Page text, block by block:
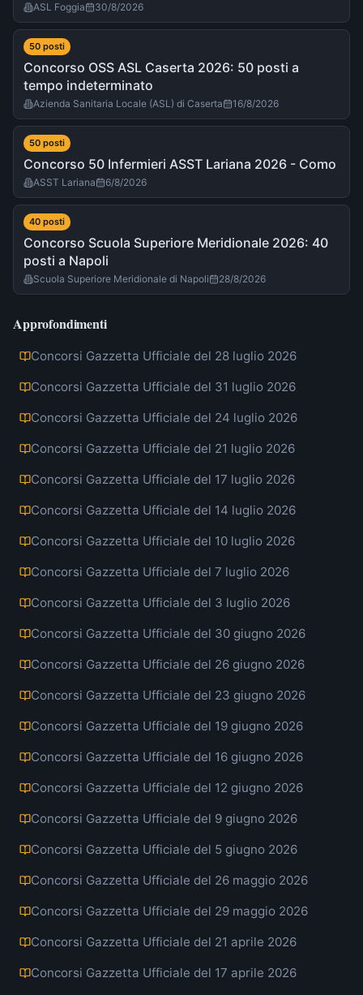
ASL Foggia 30/8/2026
50 posti
Concorso OSS ASL Caserta 2026: 50 posti a
tempo indeterminato
Azienda Sanitaria Locale (ASL) di Caserta 16/8/2026
50 posti
Concorso 50 Infermieri ASST Lariana 2026 - Como
ASST Lariana 6/8/2026
40 posti
Concorso Scuola Superiore Meridionale 2026: 40
posti a Napoli
Scuola Superiore Meridionale di Napoli 28/8/2026
Approfondimenti
Concorsi Gazzetta Ufficiale del 28 luglio 2026
Concorsi Gazzetta Ufficiale del 31 luglio 2026
Concorsi Gazzetta Ufficiale del 24 luglio 2026
Concorsi Gazzetta Ufficiale del 21 luglio 2026
Concorsi Gazzetta Ufficiale del 17 luglio 2026
Concorsi Gazzetta Ufficiale del 14 luglio 2026
Concorsi Gazzetta Ufficiale del 10 luglio 2026
Concorsi Gazzetta Ufficiale del 7 luglio 2026
Concorsi Gazzetta Ufficiale del 3 luglio 2026
Concorsi Gazzetta Ufficiale del 30 giugno 2026
Concorsi Gazzetta Ufficiale del 26 giugno 2026
Concorsi Gazzetta Ufficiale del 23 giugno 2026
Concorsi Gazzetta Ufficiale del 19 giugno 2026
Concorsi Gazzetta Ufficiale del 16 giugno 2026
Concorsi Gazzetta Ufficiale del 12 giugno 2026
Concorsi Gazzetta Ufficiale del 9 giugno 2026
Concorsi Gazzetta Ufficiale del 5 giugno 2026
Concorsi Gazzetta Ufficiale del 26 maggio 2026
Concorsi Gazzetta Ufficiale del 29 maggio 2026
Concorsi Gazzetta Ufficiale del 21 aprile 2026
Concorsi Gazzetta Ufficiale del 17 aprile 2026